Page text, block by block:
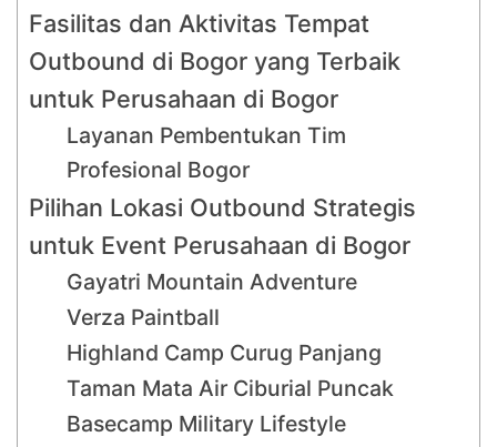
Fasilitas dan Aktivitas Tempat
Outbound di Bogor yang Terbaik
untuk Perusahaan di Bogor
Layanan Pembentukan Tim
Profesional Bogor
Pilihan Lokasi Outbound Strategis
untuk Event Perusahaan di Bogor
Gayatri Mountain Adventure
Verza Paintball
Highland Camp Curug Panjang
Taman Mata Air Ciburial Puncak
Basecamp Military Lifestyle